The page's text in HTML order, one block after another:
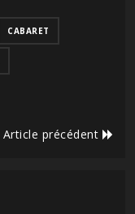
CABARET
Article précédent